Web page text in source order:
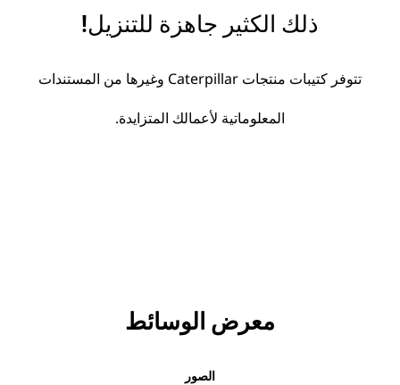
ذلك الكثير جاهزة للتنزيل!
تتوفر كتيبات منتجات Caterpillar وغيرها من المستندات
المعلوماتية لأعمالك المتزايدة.
معرض الوسائط
الصور